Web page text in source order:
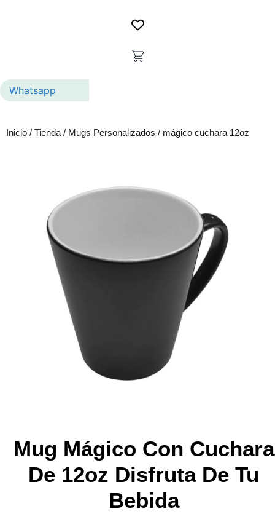
Whatsapp
Inicio / Tienda / Mugs Personalizados / mágico cuchara 12oz
Mug Mágico Con Cuchara
De 12oz Disfruta De Tu
Bebida